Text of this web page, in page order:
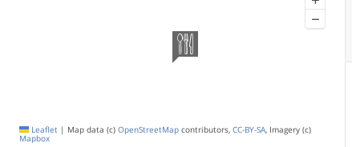
−
Leaflet | Map data (c) OpenStreetMap contributors, CC-BY-SA, Imagery (c)
Mapbox